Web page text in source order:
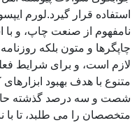
استفاده قرار گیرد.لورم
نامفهوم از صنعت چاپ، و با
چاپگرها و متون بلکه
لازم است، و برای شرایط
متنوع با هدف بهبود
شصت و سه درصد گذشته حال
متخصصان را می طلبد، تا با